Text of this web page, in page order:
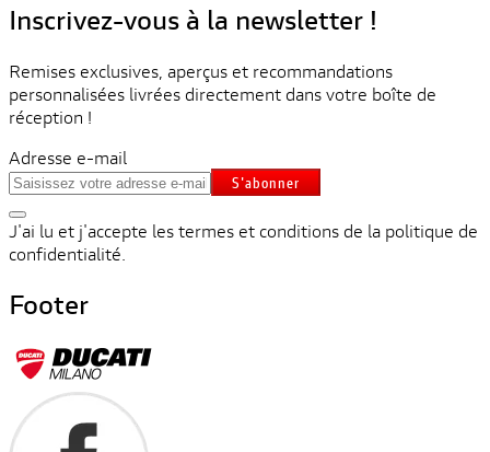
Inscrivez-vous à la newsletter !
Remises exclusives, aperçus et recommandations
personnalisées livrées directement dans votre boîte de
réception !
Adresse e-mail
S'abonner
J'ai lu et j'accepte les termes et conditions de la politique de
confidentialité.
Footer